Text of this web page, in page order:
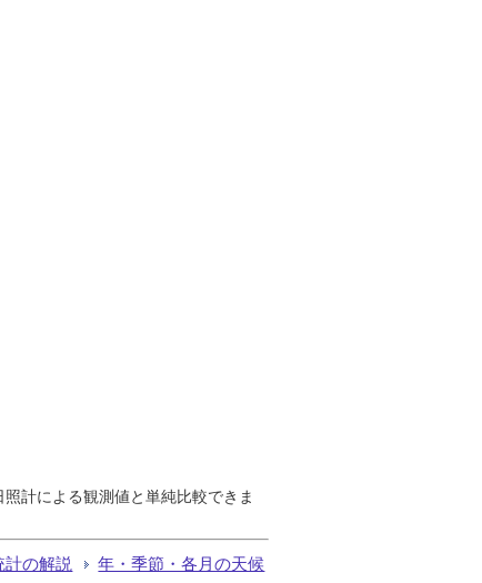
計による観測値と単純比較できま
計の解説 年・季節・各月の天候